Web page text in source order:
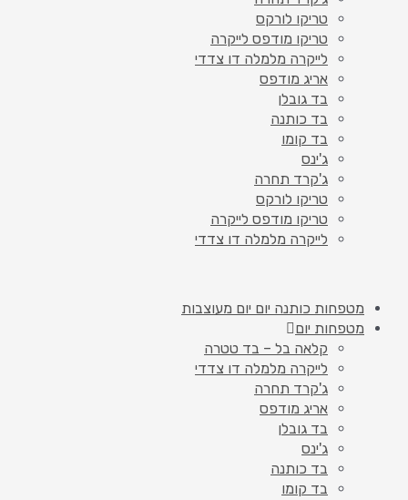
טריקו לורקס
טריקו מודפס לייקרה
לייקרה מלמלה דו צדדי
אריג מודפס
בד גובלן
בד כותנה
בד קומו
ג'ינס
ג'קרד תחרה
טריקו לורקס
טריקו מודפס לייקרה
לייקרה מלמלה דו צדדי
מטפחות כותנה יום יום מעוצבות
מטפחות יום
קלאה בל – בד טטרה
לייקרה מלמלה דו צדדי
ג'קרד תחרה
אריג מודפס
בד גובלן
ג'ינס
בד כותנה
בד קומו